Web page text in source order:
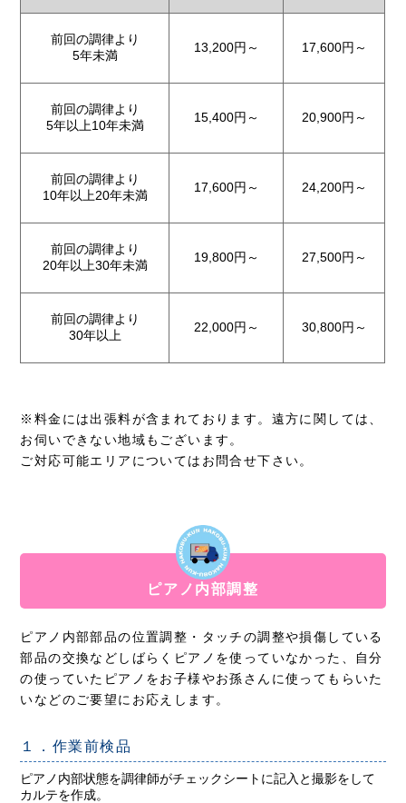
前回の調律より
5年未満
13,200円～ 17,600円～
前回の調律より
5年以上10年未満
15,400円～ 20,900円～
前回の調律より
10年以上20年未満
17,600円～ 24,200円～
前回の調律より
20年以上30年未満
19,800円～ 27,500円～
前回の調律より
30年以上
22,000円～ 30,800円～
※料金には出張料が含まれております。遠方に関しては、
お伺いできない地域もございます。
ご対応可能エリアについてはお問合せ下さい。
ピアノ内部調整
ピアノ内部部品の位置調整・タッチの調整や損傷している
部品の交換などしばらくピアノを使っていなかった、自分
の使っていたピアノをお子様やお孫さんに使ってもらいた
いなどのご要望にお応えします。
１．作業前検品
ピアノ内部状態を調律師がチェックシートに記入と撮影をして
カルテを作成。